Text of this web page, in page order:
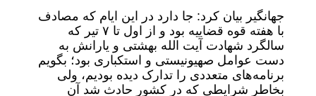
جهانگیر بیان کرد: جا دارد در این ایام که مصادف
با هفته قوه قضاییه بود و از اول تا ۷ تیر که
سالگرد شهادت آیت الله بهشتی و یارانش به
دست عوامل صهیونیستی و استکباری بود؛ بگویم
برنامه‌های متعددی را تدارک دیده بودیم، ولی
بخاطر شرایطی که در کشور حادث شد آن